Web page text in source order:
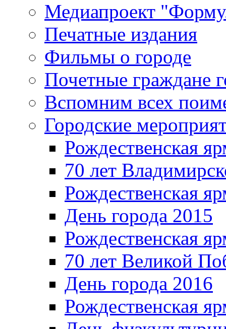
Медиапроект
Печатные издания
Фильмы о городе
Почетные граждане
Вспомним всех
Городские
Рождественская
70 лет
Рождественская
День города 2015
Рождественская
70 лет Великой
День города 2016
Рождественская